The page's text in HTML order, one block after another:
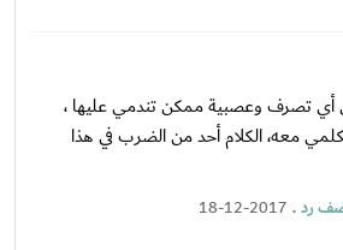
تصرف وعصبية ممكن تندمي عليها ،
معه، الكلام أحد من الضرب في هذا
رد.
18-12-2017